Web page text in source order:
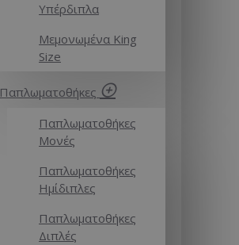
Υπέρδιπλα
Μεμονωμένα King
Size
Παπλωματοθήκες
Παπλωματοθήκες
Μονές
Παπλωματοθήκες
Ημίδιπλες
Παπλωματοθήκες
Διπλές